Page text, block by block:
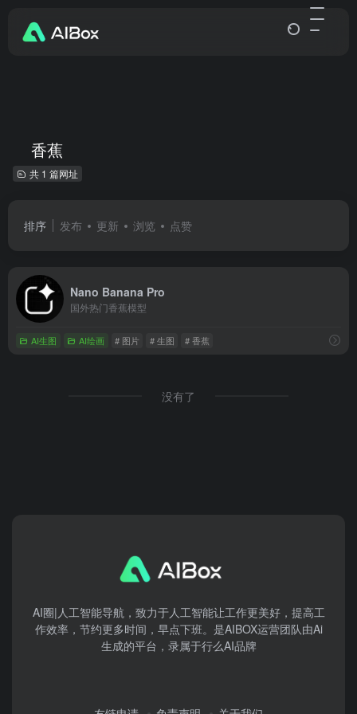
香蕉
共 1 篇网址
排序 发布 更新 浏览 点赞
Nano Banana Pro
国外热门香蕉模型
AI生图 AI绘画 # 图片 # 生图 # 香蕉
没有了
AI圈|人工智能导航，致力于人工智能让工作更美好，提高工
作效率，节约更多时间，早点下班。是AIBOX运营团队由Ai
生成的平台，录属于行么AI品牌